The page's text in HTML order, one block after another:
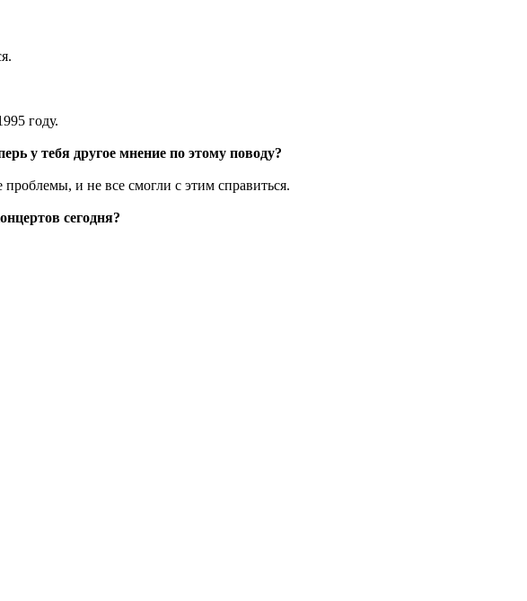
году.
у тебя другое мнение по этому поводу?
и не все смогли с этим справиться.
сегодня?